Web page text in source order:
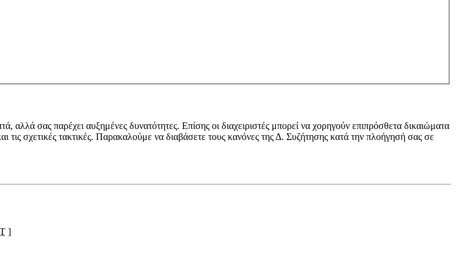
αλλά σας παρέχει αυξημένες δυνατότητες. Επίσης οι διαχειριστές μπορεί να χορηγούν επιπρόσθετα δικαιώματα
τις σχετικές τακτικές. Παρακαλούμε να διαβάσετε τους κανόνες της Δ. Συζήτησης κατά την πλοήγησή σας σε
]